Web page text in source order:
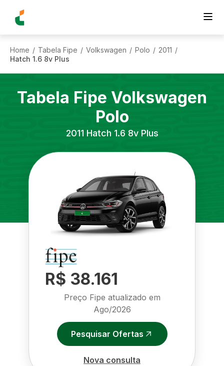
Home / Tabela Fipe / Volkswagen / Polo / 2011 /
Hatch 1.6 8v Plus
Tabela Fipe Volkswagen
Polo
2011 Hatch 1.6 8v Plus
R$ 38.161
Preço Fipe atualizado em
Ago/2026
Pesquisar Ofertas
Nova consulta